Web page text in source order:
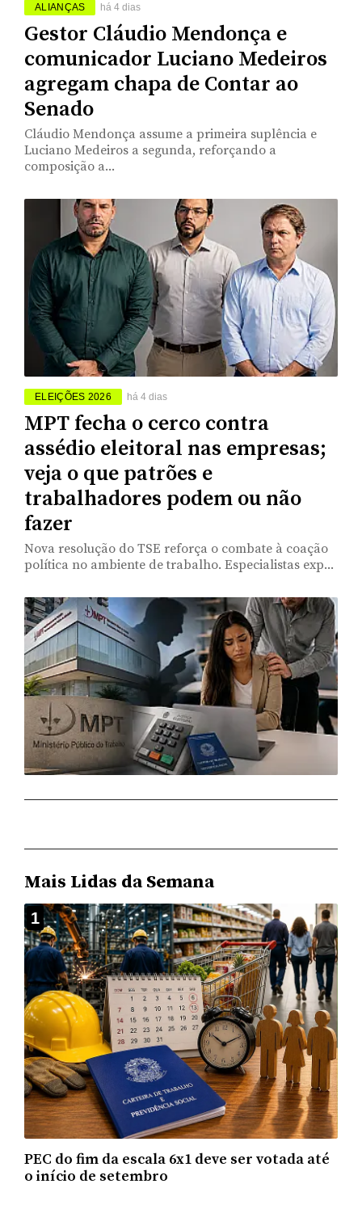
ALIANÇAS há 4 dias
Gestor Cláudio Mendonça e
comunicador Luciano Medeiros
agregam chapa de Contar ao
Senado
Cláudio Mendonça assume a primeira suplência e
Luciano Medeiros a segunda, reforçando a
composição a...
ELEIÇÕES 2026 há 4 dias
MPT fecha o cerco contra
assédio eleitoral nas empresas;
veja o que patrões e
trabalhadores podem ou não
fazer
Nova resolução do TSE reforça o combate à coação
política no ambiente de trabalho. Especialistas exp...
Mais Lidas da Semana
1
PEC do fim da escala 6x1 deve ser votada até
o início de setembro